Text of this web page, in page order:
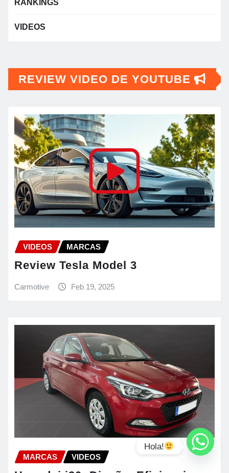
RANKINGS
VIDEOS
REVIEW VIDEO DE YOUTUBE
VIDEOS MARCAS
Review Tesla Model 3
Carmotive Feb 19, 2025
MARCAS VIDEOS
Hola!